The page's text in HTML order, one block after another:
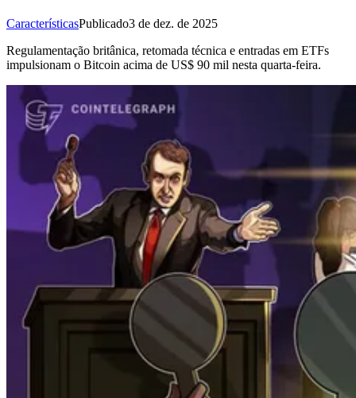
CaracterísticasPublicado3 de dez. de 2025
Regulamentação britânica, retomada técnica e entradas em ETFs
impulsionam o Bitcoin acima de US$ 90 mil nesta quarta-feira.